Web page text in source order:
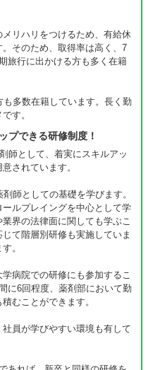
リハリをつけるため、有給休
そのため、取得率は高く、7
旅行に出かける方も多く在籍
多数在籍しています。長く勤
す。
プできる研修制度！
師として、着実にスキルアッ
されています。
師としての基礎を学びます。
ルプレイングを中心として学
界の法律面に関しても学ぶこ
て階層別研修も実施していま
。
病院での研修にも参加するこ
に6回程度、薬剤部において勤
むことができます。
員が学びやすい環境も有して